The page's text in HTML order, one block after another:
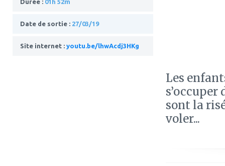
Durée : 01h 52m
Date de sortie : 27/03/19
Site internet : youtu.be/lhwAcdj3HKg
Les
s’occuper
sont la
voler...